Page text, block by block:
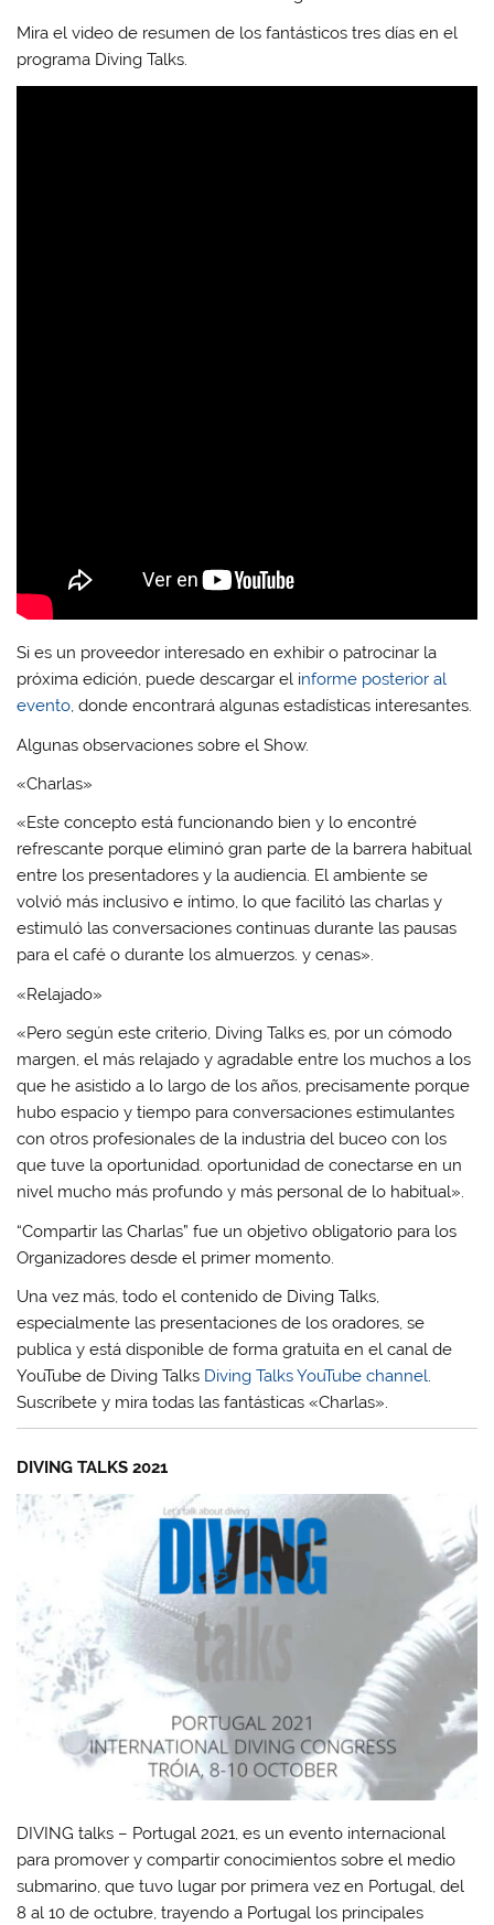
Mira el video de resumen de los fantásticos tres días en el
programa Diving Talks.
Si es un proveedor interesado en exhibir o patrocinar la
próxima edición, puede descargar el informe posterior al
evento, donde encontrará algunas estadísticas interesantes.
Algunas observaciones sobre el Show.
«Charlas»
«Este concepto está funcionando bien y lo encontré
refrescante porque eliminó gran parte de la barrera habitual
entre los presentadores y la audiencia. El ambiente se
volvió más inclusivo e íntimo, lo que facilitó las charlas y
estimuló las conversaciones continuas durante las pausas
para el café o durante los almuerzos. y cenas».
«Relajado»
«Pero según este criterio, Diving Talks es, por un cómodo
margen, el más relajado y agradable entre los muchos a los
que he asistido a lo largo de los años, precisamente porque
hubo espacio y tiempo para conversaciones estimulantes
con otros profesionales de la industria del buceo con los
que tuve la oportunidad. oportunidad de conectarse en un
nivel mucho más profundo y más personal de lo habitual».
“Compartir las Charlas” fue un objetivo obligatorio para los
Organizadores desde el primer momento.
Una vez más, todo el contenido de Diving Talks,
especialmente las presentaciones de los oradores, se
publica y está disponible de forma gratuita en el canal de
YouTube de Diving Talks Diving Talks YouTube channel.
Suscríbete y mira todas las fantásticas «Charlas».
DIVING TALKS 2021
DIVING talks – Portugal 2021, es un evento internacional
para promover y compartir conocimientos sobre el medio
submarino, que tuvo lugar por primera vez en Portugal, del
8 al 10 de octubre, trayendo a Portugal los principales